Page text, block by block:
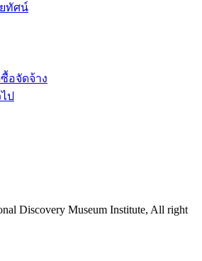
ทัศน์
อจัดจ้าง
ป
Discovery Museum Institute, All right